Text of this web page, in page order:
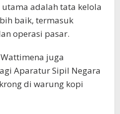
utama adalah tata kelola
baik, termasuk
operasi pasar.
juga
Aparatur Sipil Negara
di warung kopi